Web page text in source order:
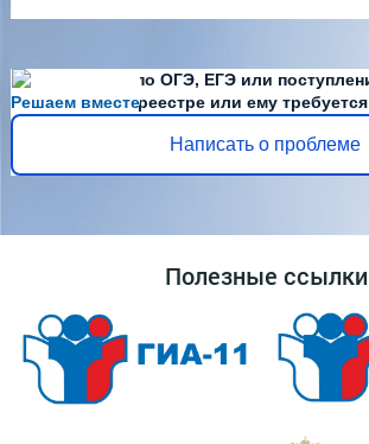
Решаем вместе
Есть вопросы по ОГЭ, ЕГЭ или
Диплома нет в реестре или ему
Написать о проблеме
Полезные ссылки